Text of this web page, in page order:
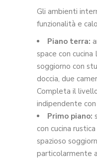
Gli ambienti
funzionalità e
Piano terra:
space con cucina
soggiorno con
doccia, due
Completa il
indipendente con
Primo piano:
con cucina
spazioso
particolarmente